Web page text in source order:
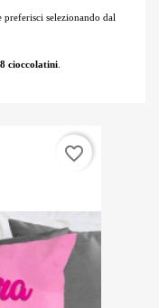
preferisci selezionando dal
cioccolatini
favorite_border